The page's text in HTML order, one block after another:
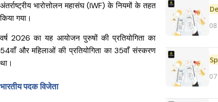
अंतर्राष्ट्रीय भारोत्तोलन महासंघ (IWF) के नियमों के तहत
किया गया।
वर्ष 2026 का यह आयोजन पुरुषों की प्रतियोगिता का
54वाँ और महिलाओं की प्रतियोगिता का 35वाँ संस्करण
था।
भारतीय पदक विजेता